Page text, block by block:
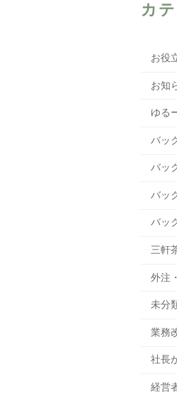
カ
お役
お知
ゆる
バッ
バッ
バッ
バッ
三軒
外注
未分
業務
社長
経営